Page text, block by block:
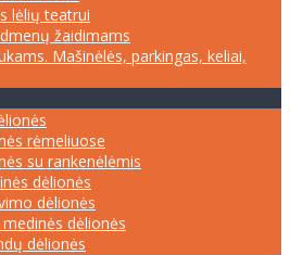
lėlių teatrui
žaidimams
Mašinėlės, parkingas, keliai,
rėmeliuose
su rankenėlėmis
dėlionės
dėlionės
dėlionės
dėlionės